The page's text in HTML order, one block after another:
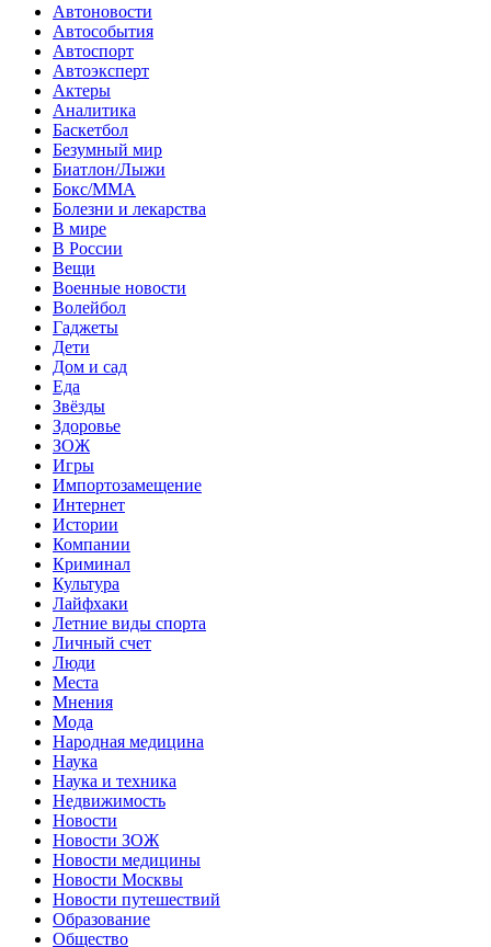
Автоновости
Автособытия
Автоспорт
Автоэксперт
Актеры
Аналитика
Баскетбол
Безумный мир
Биатлон/Лыжи
Бокс/MMA
Болезни и лекарства
В мире
В России
Вещи
Военные новости
Волейбол
Гаджеты
Дети
Дом и сад
Еда
Звёзды
Здоровье
ЗОЖ
Игры
Импортозамещение
Интернет
Истории
Компании
Криминал
Культура
Лайфхаки
Летние виды спорта
Личный счет
Люди
Места
Мнения
Мода
Народная медицина
Наука
Наука и техника
Недвижимость
Новости
Новости ЗОЖ
Новости медицины
Новости Москвы
Новости путешествий
Образование
Общество